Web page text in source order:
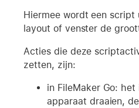
Hiermee wordt een
layout of venster de
Acties die deze
zetten, zijn:
in FileMaker Go:
apparaat draaien,